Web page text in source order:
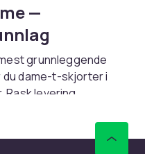
—
grunnleggende
du dame-t-skjorter i
levering.